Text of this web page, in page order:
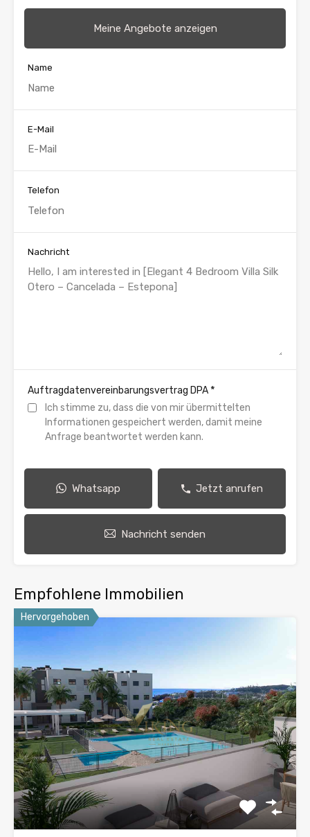
Meine Angebote anzeigen
Name
E-Mail
Telefon
Nachricht
Auftragdatenvereinbarungsvertrag DPA *
Ich stimme zu, dass die von mir übermittelten
Informationen gespeichert werden, damit meine
Anfrage beantwortet werden kann.
Whatsapp Jetzt anrufen
Nachricht senden
Empfohlene Immobilien
Hervorgehoben